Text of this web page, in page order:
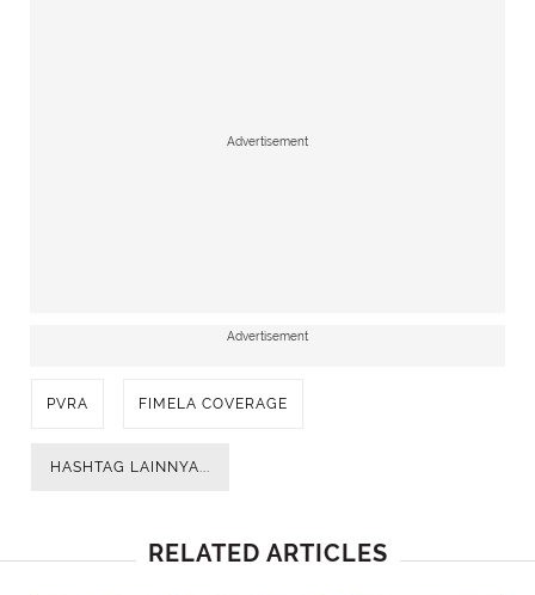
Advertisement
Advertisement
PVRA FIMELA COVERAGE
HASHTAG LAINNYA...
RELATED ARTICLES